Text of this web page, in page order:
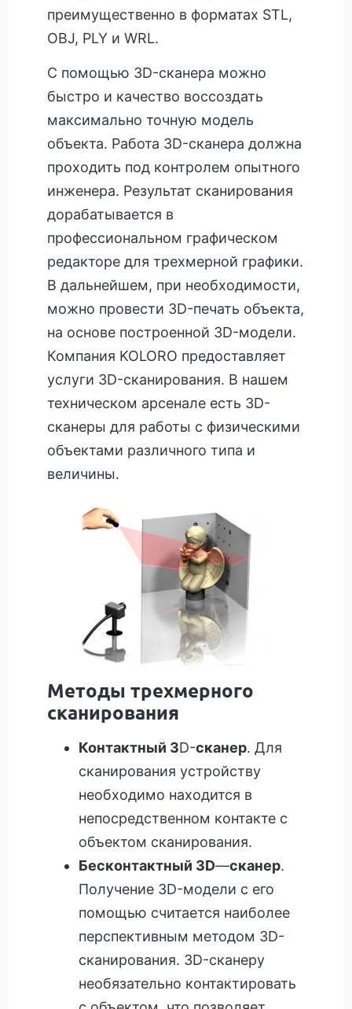
преимущественно в форматах STL,
OBJ, PLY и WRL.
С помощью 3D-сканера можно
быстро и качество воссоздать
максимально точную модель
объекта. Работа 3D-сканера должна
проходить под контролем опытного
инженера. Результат сканирования
дорабатывается в
профессиональном графическом
редакторе для трехмерной графики.
В дальнейшем, при необходимости,
можно провести 3D-печать объекта,
на основе построенной 3D-модели.
Компания KOLORO предоставляет
услуги 3D-сканирования. В нашем
техническом арсенале есть 3D-
сканеры для работы с физическими
объектами различного типа и
величины.
Методы трехмерного
сканирования
Контактный 3D-сканер. Для
сканирования устройству
необходимо находится в
непосредственном контакте с
объектом сканирования.
Бесконтактный 3D—сканер.
Получение 3D-модели с его
помощью считается наиболее
перспективным методом 3D-
сканирования. 3D-сканеру
необязательно контактировать